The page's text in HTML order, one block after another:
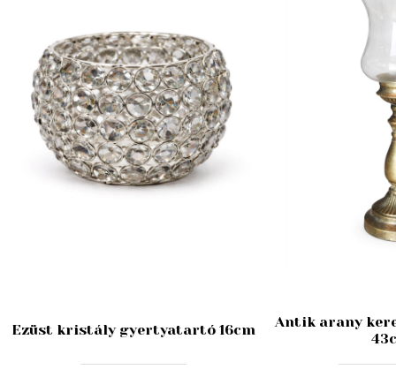
Ezüst kristály gyertyatartó 16cm
Antik arany